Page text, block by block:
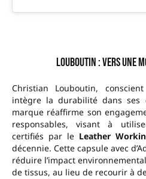
Louboutin : vers une
Christian Louboutin,
intègre la durabilité dans ses
marque réaffirme son
responsables, visant à
certifiés par le Leather
décennie. Cette capsule avec
réduire l’impact
de tissus, au lieu de recourir à